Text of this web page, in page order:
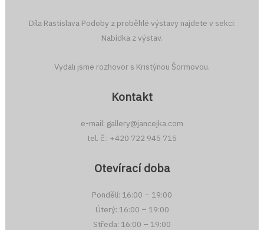
Díla Rastislava Podoby z proběhlé výstavy najdete v sekci:
Nabídka z výstav.
Vydali jsme rozhovor s Kristýnou Šormovou.
Kontakt
e-mail: gallery@jancejka.com
tel. č.: +420 722 945 715
Otevírací doba
Pondělí: 16:00 – 19:00
Úterý: 16:00 – 19:00
Středa: 16:00 – 19:00